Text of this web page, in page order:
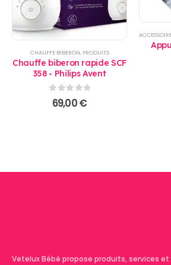
CHAUFFE BIBERON, PRODUITS
Chauffe biberon rapide SCF
358 - Philips Avent
0sur 5
69,00€
Vetelux Bébé propose produits, services et